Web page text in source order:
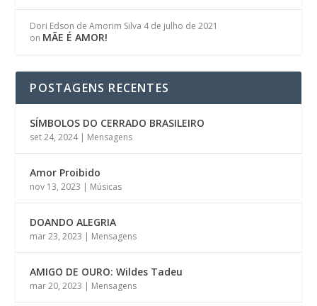
Dori Edson de Amorim Silva 4 de julho de 2021
on MÃE É AMOR!
POSTAGENS RECENTES
SÍMBOLOS DO CERRADO BRASILEIRO
set 24, 2024| Mensagens
Amor Proibido
nov 13, 2023 | Músicas
DOANDO ALEGRIA
mar 23, 2023 | Mensagens
AMIGO DE OURO: Wildes Tadeu
mar 20, 2023 | Mensagens